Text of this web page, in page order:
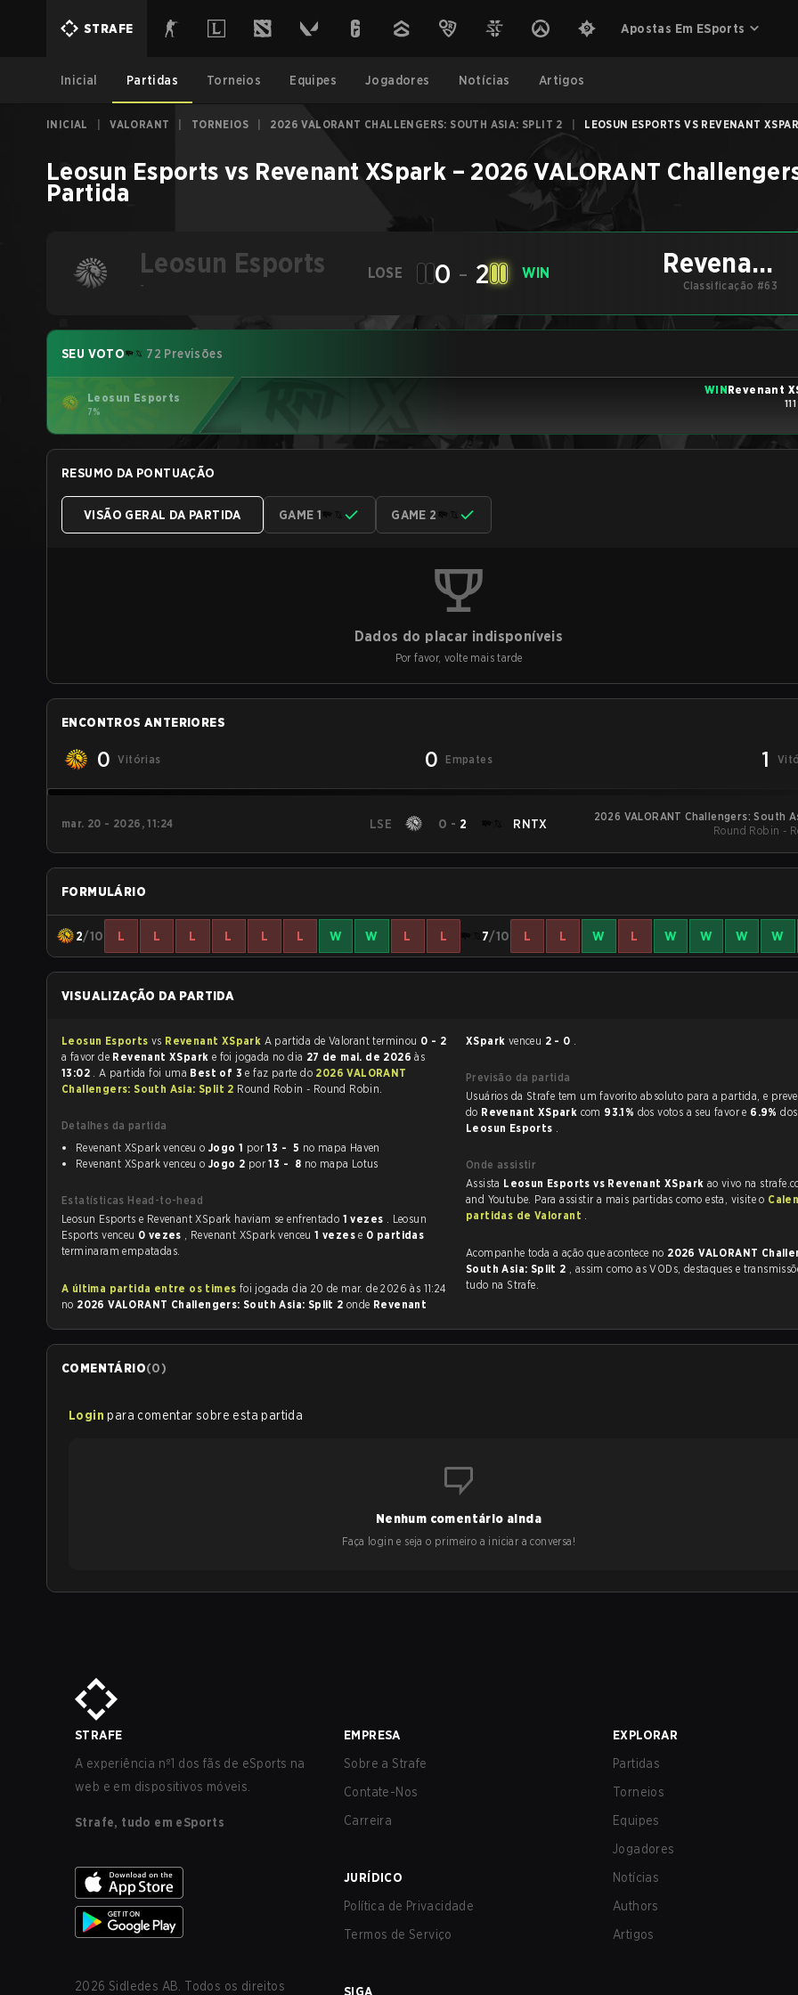
STRAFE Apostas Em ESports
Inicial Partidas Torneios Equipes Jogadores Notícias Artigos
INICIAL VALORANT TORNEIOS 2026 VALORANT CHALLENGERS: SOUTH ASIA: SPLIT 2 LEOSUN ESPORTS VS REVENANT
Leosun Esports vs Revenant XSpark – 2026 VALORANT
Partida
Leosun Esports
-
LOSE 0 - 2 WIN
Revenant
XSpark
Classificação #63
SEU VOTO 72 Previsões
Leosun Esports
7%
WINRevenant
RESUMO DA PONTUAÇÃO
VISÃO GERAL DA PARTIDA GAME 1 GAME 2
Dados do placar indisponíveis
Por favor, volte mais tarde
ENCONTROS ANTERIORES
0 Vitórias 0 Empates 1
mar. 20 - 2026, 11:24 LSE 0 - 2 RNTX
2026 VALORANT Challengers: South
Round Robin -
FORMULÁRIO
2/10 L L L L L L W W L L 7/10 L L W L W W W W
VISUALIZAÇÃO DA PARTIDA
Leosun Esports vs Revenant XSpark A partida de Valorant terminou 0 - 2
a favor de Revenant XSpark e foi jogada no dia 27 de mai. de 2026às
13:02 . A partida foi uma Best of 3e faz parte do 2026 VALORANT
Challengers: South Asia: Split 2 Round Robin - Round Robin.
Detalhes da partida
Revenant XSpark venceu o Jogo 1 por 13 - 5 no mapa Haven
Revenant XSpark venceu o Jogo 2 por 13 - 8 no mapa Lotus
Estatísticas Head-to-head
Leosun Esports e Revenant XSpark haviam se enfrentado 1 vezes . Leosun
Esports venceu 0 vezes , Revenant XSpark venceu1 vezese 0 partidas
terminaram empatadas.
A última partida entre os times
no 2026 VALORANT Challengers: South Asia: Split 2 onde Revenant
XSpark venceu 2 - 0 .
Previsão da partida
Usuários da Strafe tem um favorito absoluto para a partida, e preveem a vitória
do Revenant XSpark com 93.1% dos votos a seu favor e 6.9%
Leosun Esports .
Onde assistir
Assista Leosun Esports vs Revenant XSpark ao vivo na
and Youtube. Para assistir a mais partidas como esta, visite o
partidas de Valorant .
Acompanhe toda a ação que acontece no 2026 VALORANT
South Asia: Split 2 , assim como as VODs, destaques e transmissões ao vivo,
tudo na Strafe.
COMENTÁRIO(0)
Login para comentar sobre esta partida
Nenhum comentário ainda
Faça login e seja o primeiro a iniciar a conversa!
STRAFE
A experiência nº1 dos fãs de eSports na
web e em dispositivos móveis.
Strafe, tudo em eSports
2026 Sidledes AB. Todos os direitos
EMPRESA
Sobre a Strafe
Contate-Nos
Carreira
JURÍDICO
Política de Privacidade
Termos de Serviço
SIGA
EXPLORAR
Partidas
Torneios
Equipes
Jogadores
Notícias
Authors
Artigos